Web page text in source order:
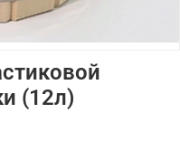
(12л)